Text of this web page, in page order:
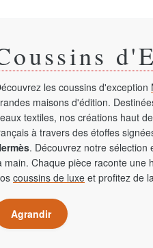
les coussins d'exception
maisons d'édition.
textiles, nos créations haut
à travers des étoffes
. Découvrez notre sélection
main. Chaque pièce raconte une
coussins de luxe et profitez de
Agrandir